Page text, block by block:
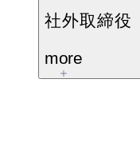
社外取締役
more